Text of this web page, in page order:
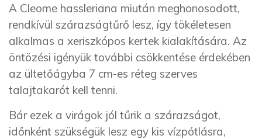
A Cleome hassleriana miután meghonosodott,
rendkívül szárazságtűrő lesz, így tökéletesen
alkalmas a xeriszkópos kertek kialakítására. Az
öntözési igényük további csökkentése érdekében
az ültetőágyba 7 cm-es réteg szerves
talajtakarót kell tenni.
Bár ezek a virágok jól tűrik a szárazságot,
időnként szükségük lesz egy kis vízpótlásra,